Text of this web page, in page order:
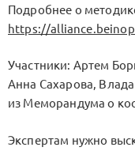
Подробнее о
https://
Участники: Артем
Анна Сахарова,
из Меморандума о
Экспертам нужно